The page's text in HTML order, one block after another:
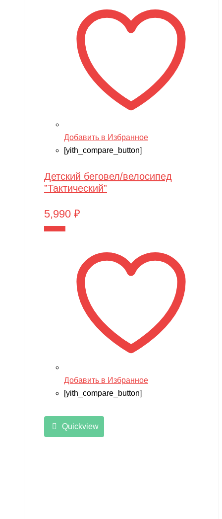
Добавить в Избранное
[yith_compare_button]
Детский беговел/велосипед
”Тактический”
5,990 ₽
Добавить в Избранное
[yith_compare_button]
Quickview